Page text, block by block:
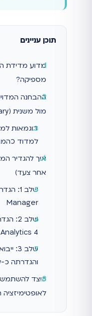
תוכן עניינים
מספיקה?
מול משנית (Secondary)
דוגמאות
למדוד
איך להגדיר
אחר צעד)
Manager
Analytics 4
והגדרתה כ-Secondary
כיצד להשתמש